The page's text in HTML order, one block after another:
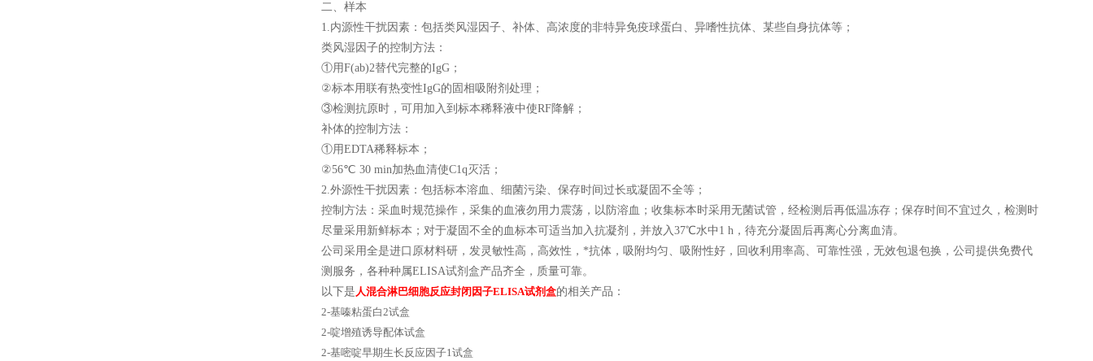
二、样本
1.内源性干扰因素：包括类风湿因子、补体、高浓度的非特异免疫球蛋白、异嗜性抗体、某些自身抗体等；
类风湿因子的控制方法：
①用F(ab)2替代完整的IgG；
②标本用联有热变性IgG的固相吸附剂处理；
③检测抗原时，可用加入到标本稀释液中使RF降解；
补体的控制方法：
①用EDTA稀释标本；
②56℃ 30 min加热血清使C1q灭活；
2.外源性干扰因素：包括标本溶血、细菌污染、保存时间过长或凝固不全等；
控制方法：采血时规范操作，采集的血液勿用力震荡，以防溶血；收集标本时采用无菌试管，经检测后再低温冻存；保存时间不宜过久，检测时
尽量采用新鲜标本；对于凝固不全的血标本可适当加入抗凝剂，并放入37℃水中1 h，待充分凝固后再离心分离血清。
公司采用全是进口原材料研，发灵敏性高，高效性，*抗体，吸附均匀、吸附性好，回收利用率高、可靠性强，无效包退包换，公司提供免费代
测服务，各种种属ELISA试剂盒产品齐全，质量可靠。
以下是人混合淋巴细胞反应封闭因子ELISA试剂盒的相关产品：
2-基嗪粘蛋白2试盒
2-啶增殖诱导配体试盒
2-基嘧啶早期生长反应因子1试盒